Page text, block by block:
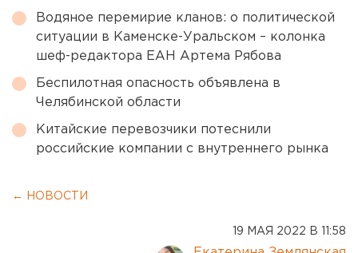
Водяное перемирие кланов: о политической
ситуации в Каменске-Уральском – колонка
шеф-редактора ЕАН Артема Рябова
Беспилотная опасность объявлена в
Челябинской области
Китайские перевозчики потеснили
российские компании с внутреннего рынка
← НОВОСТИ
19 МАЯ 2022 В 11:58